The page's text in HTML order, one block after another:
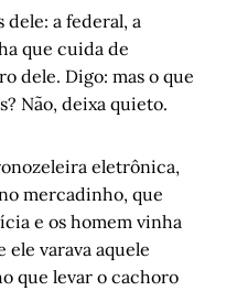
Beni Tkacz
é mesmo? , por
Clarissa Brittes
Luis Fernando
da Vida Privada”
dele: a federal, a
que cuida de
dele. Digo: mas o que
Não, deixa quieto.
eletrônica,
mercadinho, que
e os homem vinha
ele varava aquele
que levar o cachoro